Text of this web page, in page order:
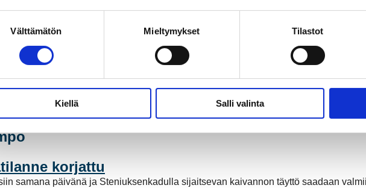
Välttämätön Mieltymykset Tilastot
Kiellä Salli valinta
korjattu
samana päivänä ja Steniuksenkadulla sijaitsevan kaivannon täyttö saadaan